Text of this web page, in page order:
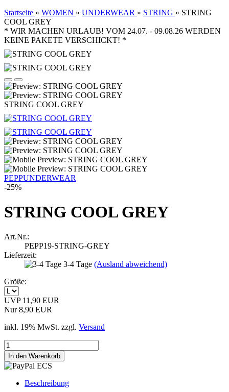
Startseite » WOMEN » UNDERWEAR » STRING » STRING
COOL GREY
* WIR MACHEN URLAUB! VOM 24.07. - 09.08.26 WERDEN
KEINE PAKETE VERSCHICKT! *
STRING COOL GREY
PEPPUNDERWEAR
-25%
STRING COOL GREY
Art.Nr.:
PEPP19-STRING-GREY
Lieferzeit:
3-4 Tage (Ausland abweichend)
Größe:
UVP 11,90 EUR
Nur 8,90 EUR
inkl. 19% MwSt. zzgl. Versand
Beschreibung